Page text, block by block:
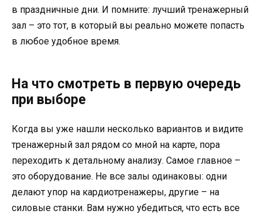
в праздничные дни. И помните: лучший тренажерный
зал – это тот, в который вы реально можете попасть
в любое удобное время.
На что смотреть в первую очередь
при выборе
Когда вы уже нашли несколько вариантов и видите
тренажерный зал рядом со мной на карте, пора
переходить к детальному анализу. Самое главное –
это оборудование. Не все залы одинаковы: одни
делают упор на кардиотренажеры, другие – на
силовые станки. Вам нужно убедиться, что есть все